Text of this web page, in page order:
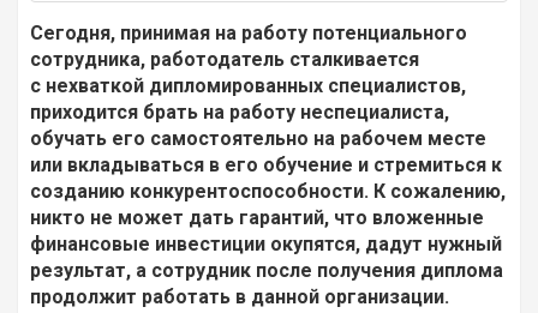
Сегодня, принимая на работу потенциального
сотрудника, работодатель сталкивается
с нехваткой дипломированных специалистов,
приходится брать на работу неспециалиста,
обучать его самостоятельно на рабочем месте
или вкладываться в его обучение и стремиться к
созданию конкурентоспособности. К сожалению,
никто не может дать гарантий, что вложенные
финансовые инвестиции окупятся, дадут нужный
результат, а сотрудник после получения диплома
продолжит работать в данной организации.